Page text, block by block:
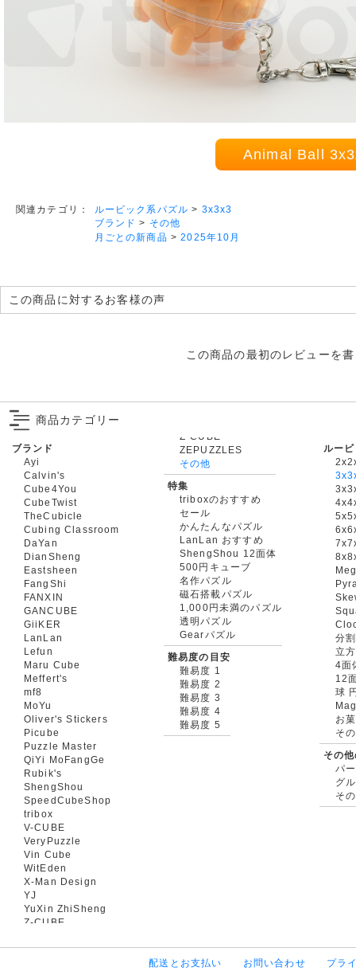
Animal Ball
関連カテゴリ： ルービック系パズル > 3x3x3
ブランド > その他
月ごとの新商品 >2025年10月
この商品に対するお客様の声
この商品の最初のレビューを
商品カテゴリー
ブランド
Ayi
Calvin's
Cube4You
CubeTwist
TheCubicle
Cubing Classroom
DaYan
DianSheng
Eastsheen
FangShi
FANXIN
GANCUBE
GiiKER
LanLan
Lefun
Maru Cube
Meffert's
mf8
MoYu
Oliver's Stickers
Picube
Puzzle Master
QiYi MoFangGe
Rubik's
ShengShou
SpeedCubeShop
tribox
V-CUBE
VeryPuzzle
Vin Cube
WitEden
X-Man Design
YJ
YuXin ZhiSheng
Z-CUBE
ZEPUZZLES
その他
特集
triboxのおすすめ
セール
かんたんなパズル
LanLan おすすめ
ShengShou 12面体
500円キューブ
名作パズル
磁石搭載パズル
1,000円未満のパズル
透明パズル
Gearパズル
難易度の目安
難易度 1
難易度 2
難易度 3
難易度 4
難易度 5
ルー
分
立
4面
12
球
お
そ
その
パ
グ
そ
配送とお支払い お問い合わせ プラ